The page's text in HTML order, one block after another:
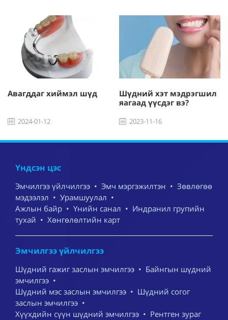
Шүдний хэт мэдрэгшил
2023-11-16
Hollywood smile
хийлгэсэн тохиолдолд
хийж болохгүй вэ?
2023-04-06
Үндсэн цэс
Эмчилгээ үйлчилгээ • Эмч мэргэжилтэн • Зөвлөгөө
мэдээлэл • Урамшуулал •
Ажлын байр • Үнийн санал • Индранил групийн
тухай • Хөнгөлөлтийн карт
Эмчилгээ үйлчилгээ
Шүдний гажиг заслын эмчилгээ • Байнгын шүдний
эмчилгээ •
Шүдний мэс заслын эмчилгээ • Шүдний согог
заслын эмчилгээ •
Хүүхдийн сүүн шүдний эмчилгээ • Рентген зураг